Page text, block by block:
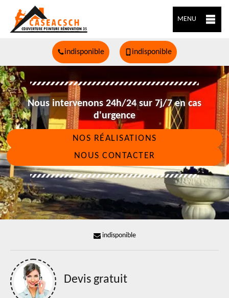
MENU
indisponible indisponible
Nous intervenons 24h/24 sur 7j/7 en cas
d'urgence
NOS RÉALISATIONS
NOUS CONTACTER
indisponible
Devis gratuit